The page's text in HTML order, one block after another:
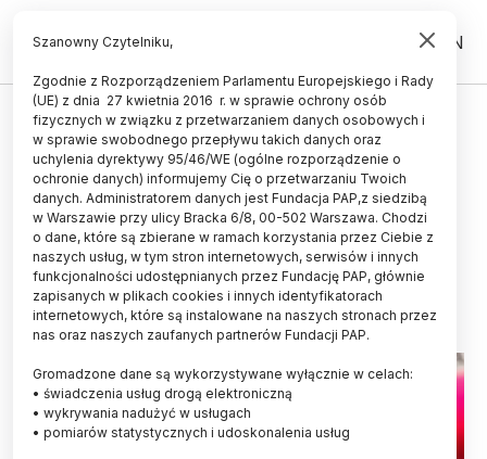
PL EN
CZŁOWIEK
W języku obcym podejmujemy
inne decyzje moralne niż w
ojczystym
LUDWIKA TOMALA
28.07.2020
aktualizacja: 29.07.2020
4 minuty czytania
Szanowny Czytelniku,
Zgodnie z Rozporządzeniem Parlamentu Europejskiego i Rady
(UE) z dnia 27 kwietnia 2016 r. w sprawie ochrony osób
fizycznych w związku z przetwarzaniem danych osobowych i
w sprawie swobodnego przepływu takich danych oraz
uchylenia dyrektywy 95/46/WE (ogólne rozporządzenie o
ochronie danych) informujemy Cię o przetwarzaniu Twoich
danych. Administratorem danych jest Fundacja PAP,z siedzibą
w Warszawie przy ulicy Bracka 6/8, 00-502 Warszawa. Chodzi
o dane, które są zbierane w ramach korzystania przez Ciebie z
naszych usług, w tym stron internetowych, serwisów i innych
funkcjonalności udostępnianych przez Fundację PAP, głównie
zapisanych w plikach cookies i innych identyfikatorach
internetowych, które są instalowane na naszych stronach przez
nas oraz naszych zaufanych partnerów Fundacji PAP.
Gromadzone dane są wykorzystywane wyłącznie w celach:
• świadczenia usług drogą elektroniczną
• wykrywania nadużyć w usługach
• pomiarów statystycznych i udoskonalenia usług